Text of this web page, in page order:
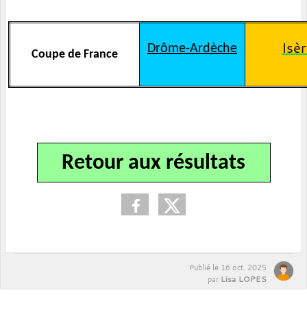
Coupe de France Drôme-Ardèche
Retour aux résultats
Publié le 16 oct. 2025
par Lisa LOPES